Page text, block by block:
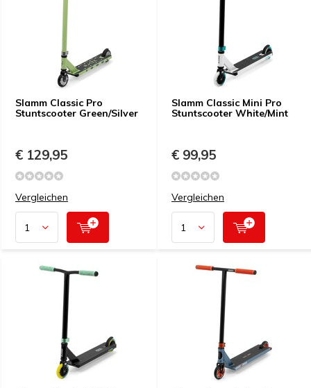
Slamm Classic Pro
Stuntscooter Green/Silver
€ 129,95
Vergleichen
Slamm Classic Mini Pro
Stuntscooter White/Mint
€ 99,95
Vergleichen